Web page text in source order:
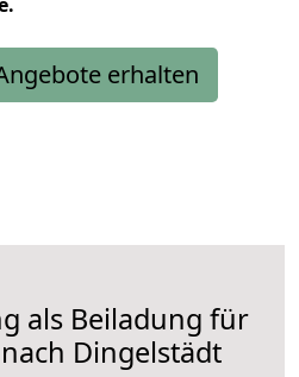
erhalten
als Beiladung für
Dingelstädt